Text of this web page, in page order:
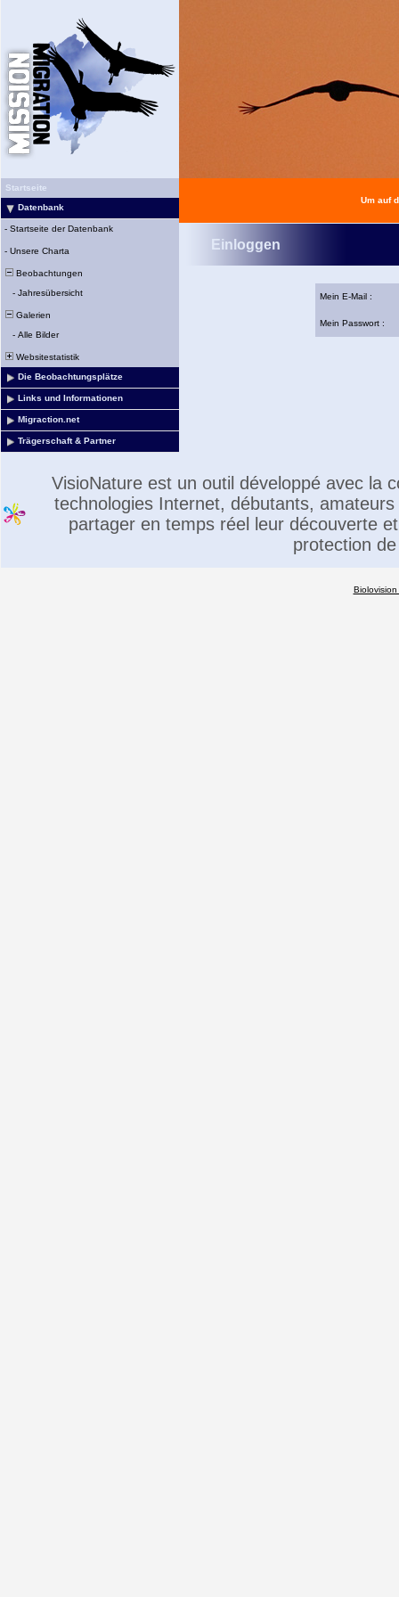
Startseite
Datenbank
- Startseite der Datenbank
- Unsere Charta
Beobachtungen
- Jahresübersicht
Galerien
- Alle Bilder
Websitestatistik
Die Beobachtungsplätze
Links und Informationen
Migraction.net
Trägerschaft & Partner
Um auf
Einloggen
Mein E-Mail :
Mein Passwort :
VisioNature est un outil développé avec la
technologies Internet, débutants,
partager en temps réel leur découverte
protection
Biolovision